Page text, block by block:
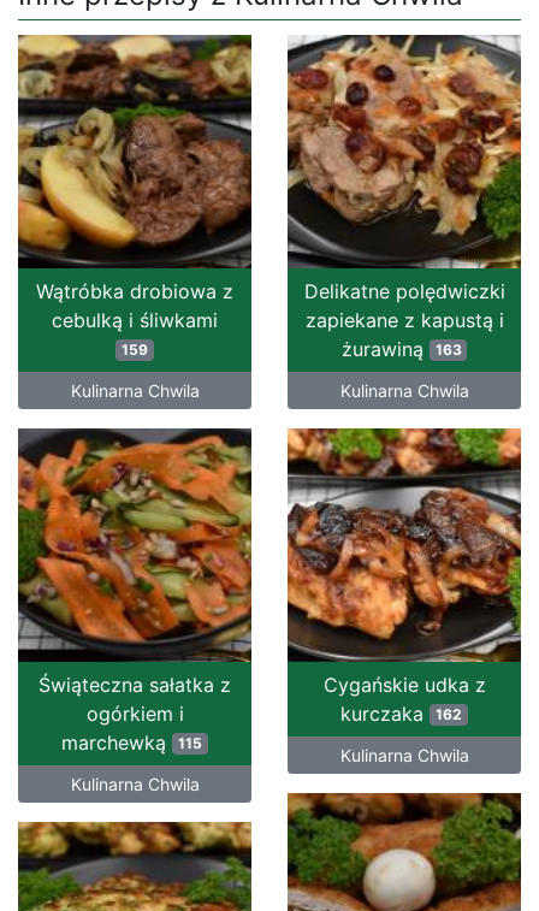
Wątróbka drobiowa z
cebulką i śliwkami
159
Kulinarna Chwila
Delikatne polędwiczki
zapiekane z kapustą i
żurawiną
163
Kulinarna Chwila
Świąteczna sałatka z
ogórkiem i
marchewką 115
Kulinarna Chwila
Cygańskie udka z
kurczaka 162
Kulinarna Chwila